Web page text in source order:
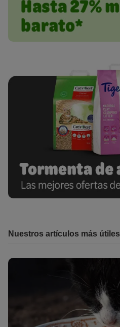
Nuestros artículos más útiles